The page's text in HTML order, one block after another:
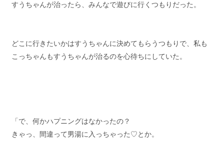
すうちゃんが治ったら、みんなで遊びに行くつもりだった。
どこに行きたいかはすうちゃんに決めてもらうつもりで、私も
こっちゃんもすうちゃんが治るのを心待ちにしていた。
「で、何かハプニングはなかったの？
きゃっ、間違って男湯に入っちゃった♡とか。